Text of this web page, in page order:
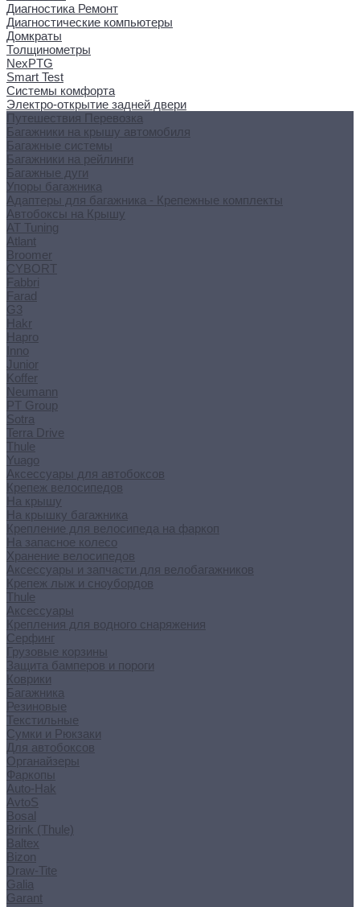
Диагностика Ремонт
Диагностические компьютеры
Домкраты
Толщинометры
NexPTG
Smart Test
Системы комфорта
Электро-открытие задней двери
Путешествия Перевозка
Багажники на крышу автомобиля
Багажные системы
Багажники на рейлинги
Багажные дуги
Упоры багажника
Адаптеры для багажника - Крепежные комплекты
Автобоксы на Крышу
AT Tuning
Atlant
Broomer
CYBORT
Fabbri
Farad
G3
Hakr
Hapro
Inno
Junior
Koffer
Neumann
PT Group
Sotra
Terra Drive
Thule
Yuago
Аксессуары для автобоксов
Крепеж велосипедов
На крышу
На крышку багажника
Крепление для велосипеда на фаркоп
На запасное колесо
Хранение велосипедов
Аксессуары и запчасти для велобагажников
Крепеж лыж и сноубордов
Thule
Аксессуары
Крепления для водного снаряжения
Серфинг
Грузовые корзины
Защита бамперов и пороги
Коврики
Багажника
Резиновые
Текстильные
Сумки и Рюкзаки
Для автобоксов
Органайзеры
Фаркопы
Auto-Hak
AvtoS
Bosal
Brink (Thule)
Baltex
Bizon
Draw-Tite
Galia
Garant